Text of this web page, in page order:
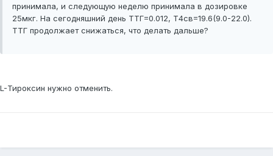
принимала, и следующую неделю принимала в дозировке
25мкг. На сегодняшний день ТТГ=0.012, Т4св=19.6(9.0-22.0).
ТТГ продолжает снижаться, что делать дальше?
L-Тироксин нужно отменить.